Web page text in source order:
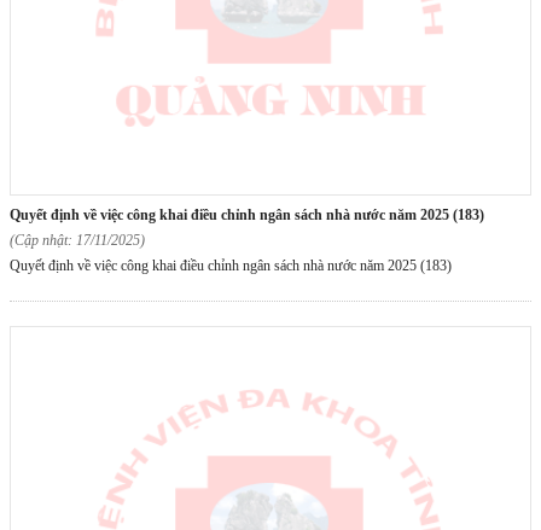
quyết định về việc công khai điều chỉnh ngân sách nhà nước năm 2025 (183)
(Cập nhật: 17/11/2025)
Quyết định về việc công khai điều chỉnh ngân sách nhà nước năm 2025 (183)